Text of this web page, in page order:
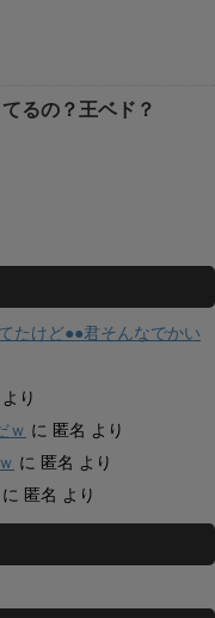
るの？王ベド？
たけど●●君そんなでかい
より
ｗ に 匿名 より
に 匿名 より
に 匿名 より